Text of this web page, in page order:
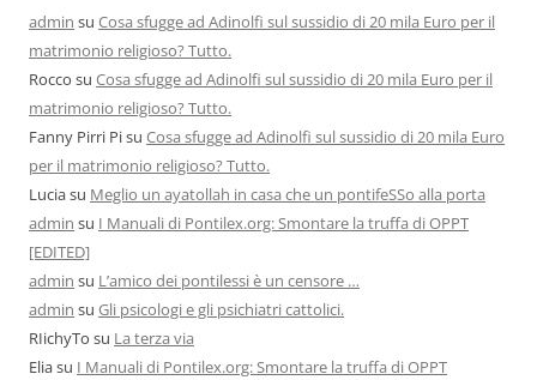
admin su Cosa sfugge ad Adinolfi sul sussidio di 20 mila Euro per il
matrimonio religioso? Tutto.
Rocco su Cosa sfugge ad Adinolfi sul sussidio di 20 mila Euro per il
matrimonio religioso? Tutto.
Fanny Pirri Pisu Cosa sfugge ad Adinolfi sul sussidio di 20 mila Euro
per il matrimonio religioso? Tutto.
Luciasu Meglio un ayatollah in casa che un pontifeSSo alla porta
admin su I Manuali di Pontilex.org: Smontare la truffa di OPPT
[EDITED]
admin su L’amico dei pontilessi è un censore …
admin su Gli psicologi e gli psichiatri cattolici.
RIichyTo su La terza via
Eliasu I Manuali di Pontilex.org: Smontare la truffa di OPPT